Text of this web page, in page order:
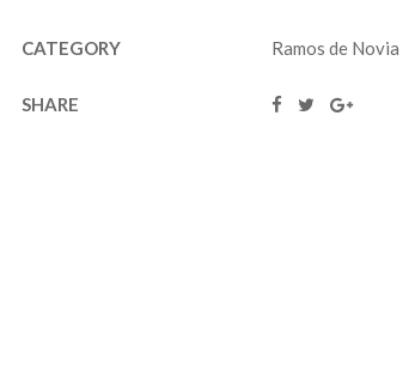
CATEGORY Ramos de Novia
SHARE